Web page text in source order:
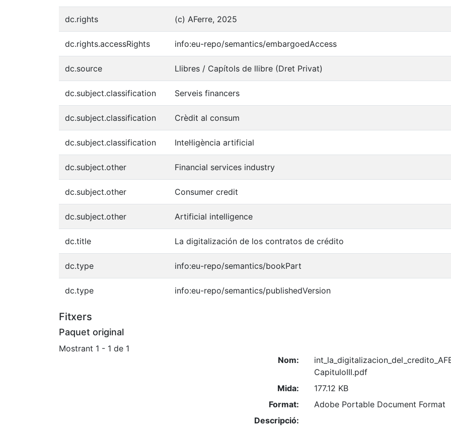
dc.rights (c) AFerre, 2025
dc.rights.accessRights info:eu-repo/semantics/embargoedAccess
dc.source Llibres / Capítols de llibre (Dret Privat)
dc.subject.classification Serveis financers
dc.subject.classification Crèdit al consum
dc.subject.classification Intel·ligència artificial
dc.subject.other Financial services industry
dc.subject.other Consumer credit
dc.subject.other Artificial intelligence
dc.title La digitalización de los contratos de crédito
dc.type info:eu-repo/semantics/bookPart
dc.type info:eu-repo/semantics/publishedVersion
Fitxers
Paquet original
Mostrant 1 - 1 de 1
Nom:
CapituloIII.pdf
Mida:
177.12 KB
Format:
Adobe Portable Document Format
Descripció: